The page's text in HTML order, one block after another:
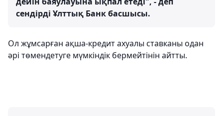
сендірді Ұлттық Банк басшысы.
Ол жұмсарған ақша-кредит ахуалы ставканы одан
әрі төмендетуге мүмкіндік бермейтінін айтты.